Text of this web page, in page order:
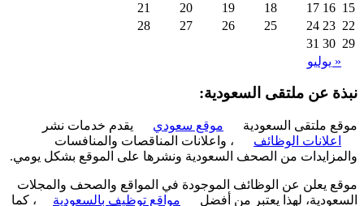
16
17
23
24
30
31
يوليو
عن ملتقى السعودية:
ملتقى السعودية موقع سعودي
يقدم خدمات نشر
الوظائف
، واعلانات المناقصات والمنافسات
من الصحف السعودية ونشرها على الموقع بشكل يومي.
يعلن عن الوظائف الموجودة في المواقع والصحف والمجلات
لهذا يعتبر من أفضل
مواقع توظيف بالسعودية ، كما